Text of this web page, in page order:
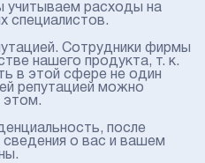
расходы на
специалистов.
Сотрудники фирмы
нашего продукта, т. к.
в этой сфере не один
репутацией можно
этом.
после
о вас и вашем